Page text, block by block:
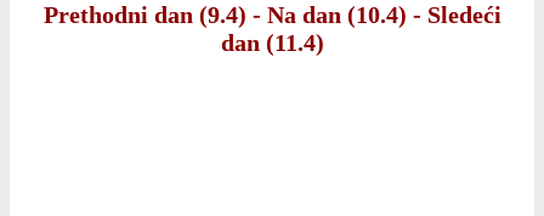
Prethodni dan (9.4) - Na dan (10.4) - Sledeći
dan (11.4)